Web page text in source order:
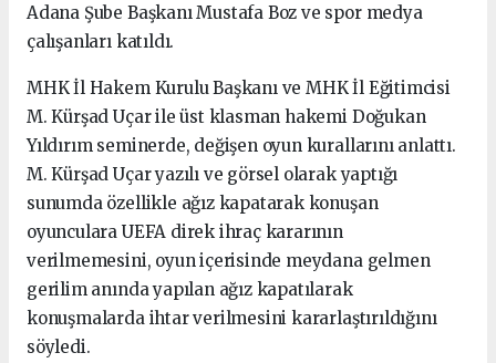
Adana Şube Başkanı Mustafa Boz ve spor medya
çalışanları katıldı.
MHK İl Hakem Kurulu Başkanı ve MHK İl Eğitimcisi
M. Kürşad Uçar ile üst klasman hakemi Doğukan
Yıldırım seminerde, değişen oyun kurallarını anlattı.
M. Kürşad Uçar yazılı ve görsel olarak yaptığı
sunumda özellikle ağız kapatarak konuşan
oyunculara UEFA direk ihraç kararının
verilmemesini, oyun içerisinde meydana gelmen
gerilim anında yapılan ağız kapatılarak
konuşmalarda ihtar verilmesini kararlaştırıldığını
söyledi.